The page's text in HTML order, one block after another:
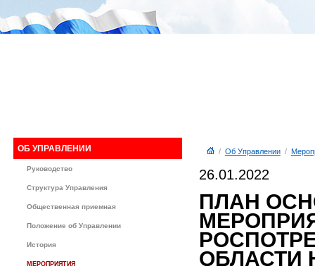
ОБ УПРАВЛЕНИИ
Руководство
Структура Управления
Общественная приемная
Положение об Управлении
История
МЕРОПРИЯТИЯ
/ Об Управлении/
26.01.2022
ПЛАН
ОБЛАСТИ